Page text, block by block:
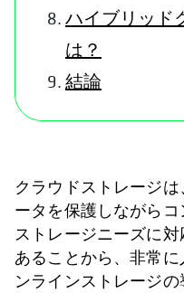
ハイブリッド
は？
結論
クラウドストレージ
ータを保護しながら
ストレージニーズに
あることから、非常
ンラインストレージ